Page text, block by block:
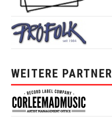
WEITERE PARTNER